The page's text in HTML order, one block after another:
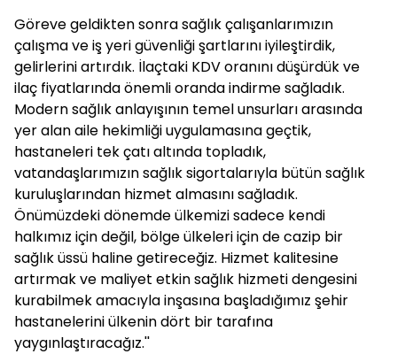
Göreve geldikten sonra sağlık çalışanlarımızın
çalışma ve iş yeri güvenliği şartlarını iyileştirdik,
gelirlerini artırdık. İlaçtaki KDV oranını düşürdük ve
ilaç fiyatlarında önemli oranda indirme sağladık.
Modern sağlık anlayışının temel unsurları arasında
yer alan aile hekimliği uygulamasına geçtik,
hastaneleri tek çatı altında topladık,
vatandaşlarımızın sağlık sigortalarıyla bütün sağlık
kuruluşlarından hizmet almasını sağladık.
Önümüzdeki dönemde ülkemizi sadece kendi
halkımız için değil, bölge ülkeleri için de cazip bir
sağlık üssü haline getireceğiz. Hizmet kalitesine
artırmak ve maliyet etkin sağlık hizmeti dengesini
kurabilmek amacıyla inşasına başladığımız şehir
hastanelerini ülkenin dört bir tarafına
yaygınlaştıracağız.''